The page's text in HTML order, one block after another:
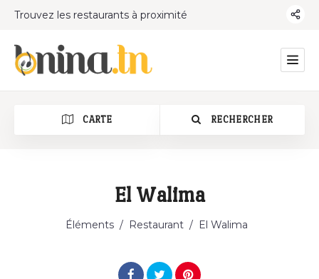
Trouvez les restaurants à proximité
CARTE RECHERCHER
Catégorie
El Walima
Éléments / Restaurant / El Walima